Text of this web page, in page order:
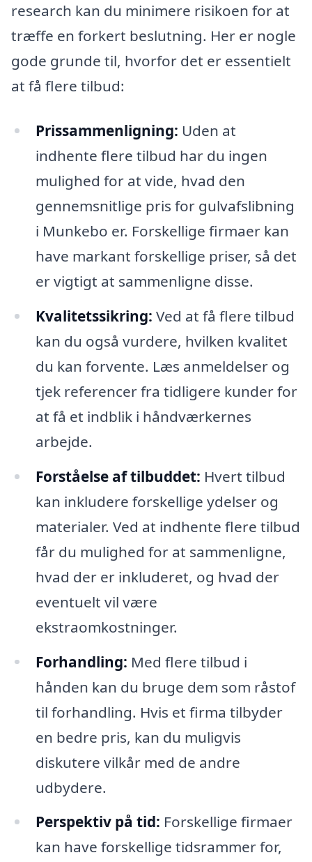
research kan du minimere risikoen for at
træffe en forkert beslutning. Her er nogle
gode grunde til, hvorfor det er essentielt
at få flere tilbud:
Prissammenligning: Uden at
indhente flere tilbud har du ingen
mulighed for at vide, hvad den
gennemsnitlige pris for gulvafslibning
i Munkebo er. Forskellige firmaer kan
have markant forskellige priser, så det
er vigtigt at sammenligne disse.
Kvalitetssikring: Ved at få flere tilbud
kan du også vurdere, hvilken kvalitet
du kan forvente. Læs anmeldelser og
tjek referencer fra tidligere kunder for
at få et indblik i håndværkernes
arbejde.
Forståelse af tilbuddet: Hvert tilbud
kan inkludere forskellige ydelser og
materialer. Ved at indhente flere tilbud
får du mulighed for at sammenligne,
hvad der er inkluderet, og hvad der
eventuelt vil være
ekstraomkostninger.
Forhandling: Med flere tilbud i
hånden kan du bruge dem som råstof
til forhandling. Hvis et firma tilbyder
en bedre pris, kan du muligvis
diskutere vilkår med de andre
udbydere.
Perspektiv på tid: Forskellige firmaer
kan have forskellige tidsrammer for,